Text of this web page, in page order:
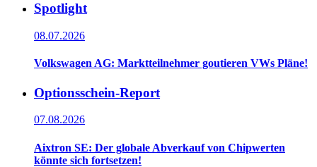
Spotlight
08.07.2026
Volkswagen AG: Marktteilnehmer goutieren VWs Pläne!
Optionsschein-Report
07.08.2026
Aixtron SE: Der globale Abverkauf von Chipwerten
könnte sich fortsetzen!